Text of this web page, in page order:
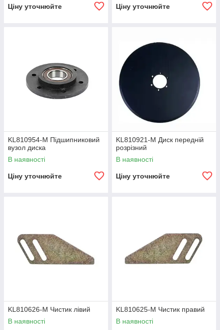
Ціну уточнюйте Ціну уточнюйте
KL810954-M Підшипниковий
вузол диска
В наявності
Ціну уточнюйте
KL810921-M Диск передній
розрізний
В наявності
Ціну уточнюйте
KL810626-M Чистик лівий
В наявності
KL810625-M Чистик правий
В наявності